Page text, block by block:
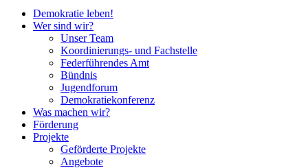
Demokratie leben!
Wer sind wir?
Unser Team
Koordinierungs- und Fachstelle
Federführendes Amt
Bündnis
Jugendforum
Demokratiekonferenz
Was machen wir?
Förderung
Projekte
Geförderte Projekte
Angebote